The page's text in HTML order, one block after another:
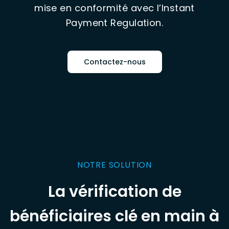
mise en conformité avec l’Instant
Payment Regulation.
Contactez-nous
NOTRE SOLUTION
La vérification de
bénéficiaires clé en main à